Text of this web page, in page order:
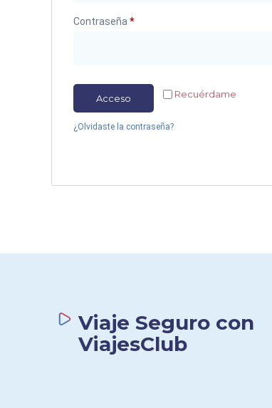
Contraseña *
Recuérdame
Acceso
¿Olvidaste la contraseña?
Viaje Seguro con
ViajesClub